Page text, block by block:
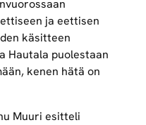
ja eettisen
käsitteen
Hautala puolestaan
kenen hätä on
Muuri esitteli